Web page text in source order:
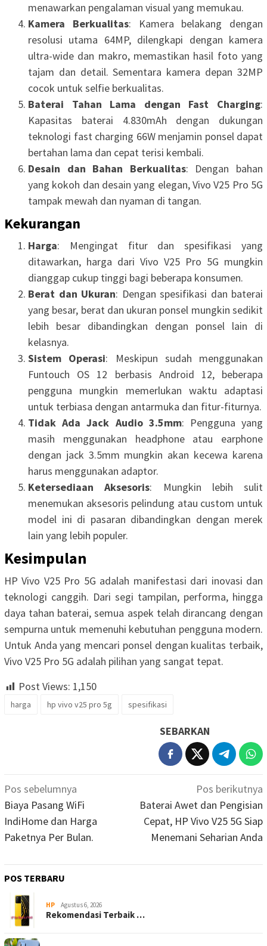
menawarkan pengalaman visual yang memukau.
Kamera Berkualitas: Kamera belakang dengan
resolusi utama 64MP, dilengkapi dengan kamera
ultra-wide dan makro, memastikan hasil foto yang
tajam dan detail. Sementara kamera depan 32MP
cocok untuk selfie berkualitas.
Baterai Tahan Lama dengan Fast Charging:
Kapasitas baterai 4.830mAh dengan dukungan
teknologi fast charging 66W menjamin ponsel dapat
bertahan lama dan cepat terisi kembali.
Desain dan Bahan Berkualitas: Dengan bahan
yang kokoh dan desain yang elegan, Vivo V25 Pro 5G
tampak mewah dan nyaman di tangan.
Kekurangan
Harga: Mengingat fitur dan spesifikasi yang
ditawarkan, harga dari Vivo V25 Pro 5G mungkin
dianggap cukup tinggi bagi beberapa konsumen.
Berat dan Ukuran: Dengan spesifikasi dan baterai
yang besar, berat dan ukuran ponsel mungkin sedikit
lebih besar dibandingkan dengan ponsel lain di
kelasnya.
Sistem Operasi: Meskipun sudah menggunakan
Funtouch OS 12 berbasis Android 12, beberapa
pengguna mungkin memerlukan waktu adaptasi
untuk terbiasa dengan antarmuka dan fitur-fiturnya.
Tidak Ada Jack Audio 3.5mm: Pengguna yang
masih menggunakan headphone atau earphone
dengan jack 3.5mm mungkin akan kecewa karena
harus menggunakan adaptor.
Ketersediaan Aksesoris: Mungkin lebih sulit
menemukan aksesoris pelindung atau custom untuk
model ini di pasaran dibandingkan dengan merek
lain yang lebih populer.
Kesimpulan
HP Vivo V25 Pro 5G adalah manifestasi dari inovasi dan
teknologi canggih. Dari segi tampilan, performa, hingga
daya tahan baterai, semua aspek telah dirancang dengan
sempurna untuk memenuhi kebutuhan pengguna modern.
Untuk Anda yang mencari ponsel dengan kualitas terbaik,
Vivo V25 Pro 5G adalah pilihan yang sangat tepat.
Post Views: 1,150
harga hp vivo v25 pro 5g spesifikasi
SEBARKAN
Navigasi
pos
Pos sebelumnya
Biaya Pasang WiFi
IndiHome dan Harga
Paketnya Per Bulan.
Pos berikutnya
Baterai Awet dan Pengisian
Cepat, HP Vivo V25 5G Siap
Menemani Seharian Anda
POS TERBARU
HP Agustus 6, 2026
Rekomendasi Terbaik …